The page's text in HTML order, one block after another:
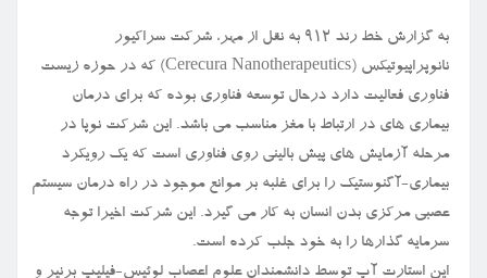
به گزارش خط رند ۹۱۲ به نقل از مهر، شرکت سراکیور
نانوپراپیوتیکس (Cerecura Nanotherapeutics) که در حوزه زیست
فناوری فعالیت دارد درحال توسعه فناوری بوده که برای درمان
بیماری های در ارتباط با مغز مناسب می باشد. این شرکت نوپا در
مرحله آزمایش های پیش بالینی روی فناوری است که یک رویکرد
بیماری-آگنوستیک را برای غلبه بر موانع موجود در راه درمان سیستم
عصبی مرکزی بدن انسان به کار می گیرد. این شرکت اخیرا توجه
سرمایه گذارها را به خود جلب کرده است.
این استارت آپ توسط دانشمندان علوم اعصاب لوئیس-فیلیپ برنیر و